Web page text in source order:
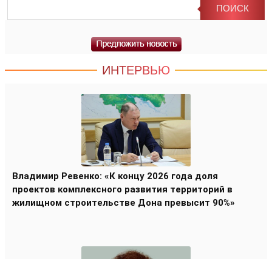
ИНТЕРВЬЮ
Владимир Ревенко: «К концу 2026 года доля
проектов комплексного развития территорий в
жилищном строительстве Дона превысит 90%»